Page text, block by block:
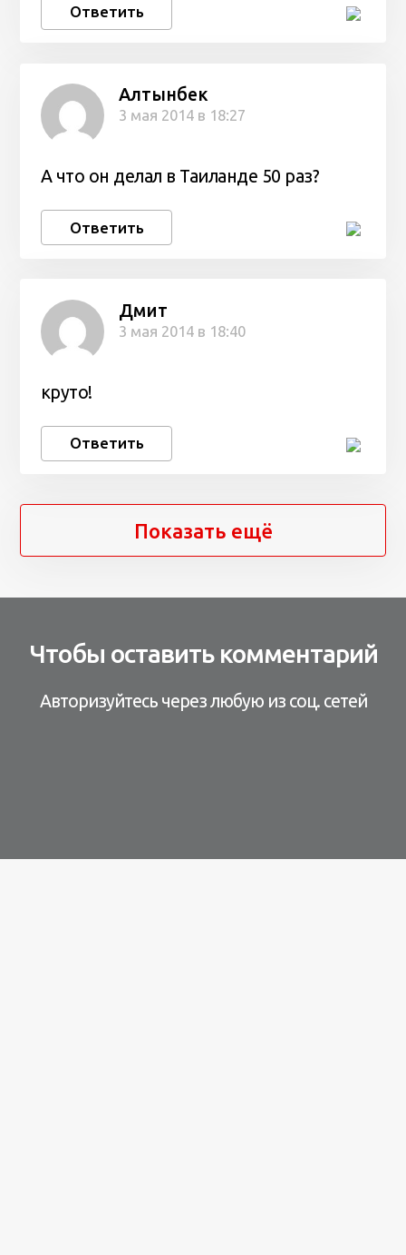
Ответить
Алтынбек
3 мая 2014 в 18:27
А что он делал в Таиланде 50 раз?
Ответить
Дмит
3 мая 2014 в 18:40
круто!
Ответить
Показать ещё
Чтобы оставить комментарий
Авторизуйтесь через любую из соц. сетей